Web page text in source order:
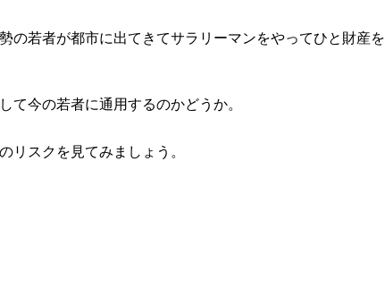
の若者が都市に出てきてサラリーマンをやってひと財産を
て今の若者に通用するのかどうか。
リスクを見てみましょう。